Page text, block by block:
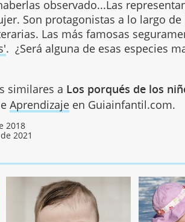
observado...Las
Son protagonistas a lo largo
Las más famosas
. ¿Será alguna de esas especies
similares a Los porqués de los
Aprendizaje en Guiainfantil.com.
2018
2021